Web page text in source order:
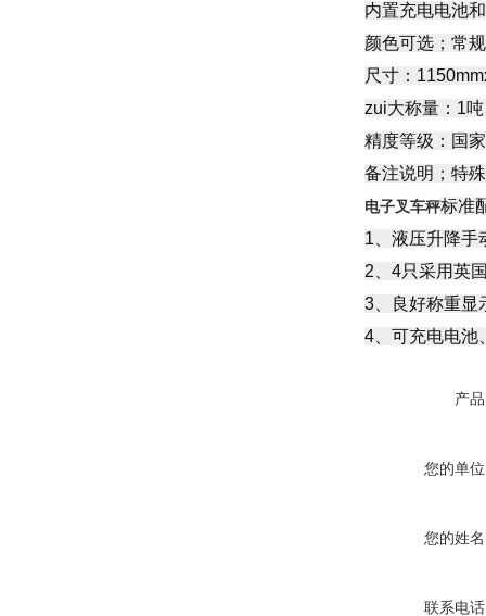
内置充电电池
颜色可选；常
尺寸：
zui大称量：1
精度等级：国
备注说明；特
电子叉车秤标准
1、液压升降手
2、4只采用英
3、良好称重显
4、可充电电池
产
您的单
您的姓
联系电